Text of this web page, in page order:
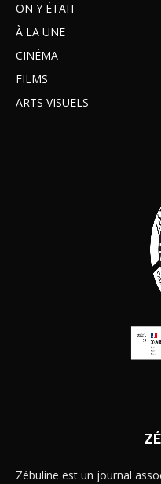
ON Y ÉTAIT
À LA UNE
CINÉMA
FILMS
ARTS VISUELS
Zébuline est un journal